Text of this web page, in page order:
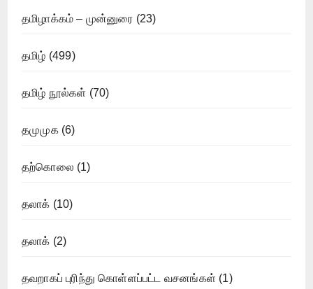
தமிழாக்கம் – முன்னுரை (23)
தமிழ் (499)
தமிழ் நூல்கள் (70)
தமுமுக(6)
தற்கொலை (1)
தலாக் (10)
தலாக் (2)
தவறாகப் புரிந்து கொள்ளப்பட்ட வசனங்கள் (1)